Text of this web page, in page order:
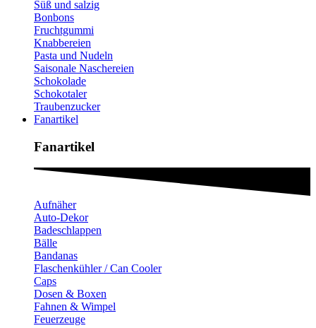
Süß und salzig
Bonbons
Fruchtgummi
Knabbereien
Pasta und Nudeln
Saisonale Naschereien
Schokolade
Schokotaler
Traubenzucker
Fanartikel
Fanartikel​
Aufnäher
Auto-Dekor
Badeschlappen
Bälle
Bandanas
Flaschenkühler / Can Cooler
Caps
Dosen & Boxen
Fahnen & Wimpel
Feuerzeuge